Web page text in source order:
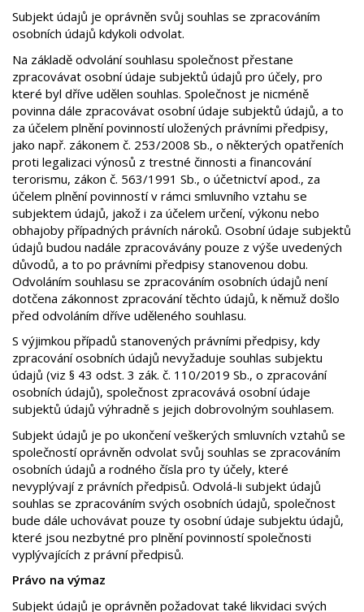
Subjekt údajů je oprávněn svůj souhlas se zpracováním
osobních údajů kdykoli odvolat.
Na základě odvolání souhlasu společnost přestane
zpracovávat osobní údaje subjektů údajů pro účely, pro
které byl dříve udělen souhlas. Společnost je nicméně
povinna dále zpracovávat osobní údaje subjektů údajů, a to
za účelem plnění povinností uložených právními předpisy,
jako např. zákonem č. 253/2008 Sb., o některých opatřeních
proti legalizaci výnosů z trestné činnosti a financování
terorismu, zákon č. 563/1991 Sb., o účetnictví apod., za
účelem plnění povinností v rámci smluvního vztahu se
subjektem údajů, jakož i za účelem určení, výkonu nebo
obhajoby případných právních nároků. Osobní údaje subjektů
údajů budou nadále zpracovávány pouze z výše uvedených
důvodů, a to po právními předpisy stanovenou dobu.
Odvoláním souhlasu se zpracováním osobních údajů není
dotčena zákonnost zpracování těchto údajů, k němuž došlo
před odvoláním dříve uděleného souhlasu.
S výjimkou případů stanovených právními předpisy, kdy
zpracování osobních údajů nevyžaduje souhlas subjektu
údajů (viz § 43 odst. 3 zák. č. 110/2019 Sb., o zpracování
osobních údajů), společnost zpracovává osobní údaje
subjektů údajů výhradně s jejich dobrovolným souhlasem.
Subjekt údajů je po ukončení veškerých smluvních vztahů se
společností oprávněn odvolat svůj souhlas se zpracováním
osobních údajů a rodného čísla pro ty účely, které
nevyplývají z právních předpisů. Odvolá-li subjekt údajů
souhlas se zpracováním svých osobních údajů, společnost
bude dále uchovávat pouze ty osobní údaje subjektu údajů,
které jsou nezbytné pro plnění povinností společnosti
vyplývajících z právní předpisů.
Právo na výmaz
Subjekt údajů je oprávněn požadovat také likvidaci svých